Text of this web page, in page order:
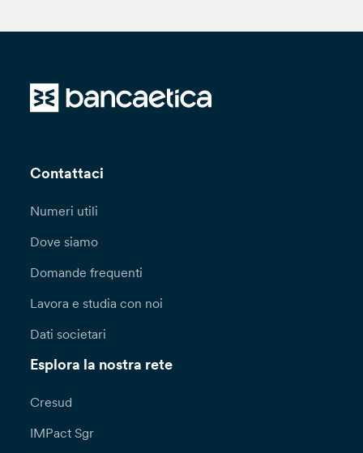
Contattaci
Numeri utili
Dove siamo
Domande frequenti
Lavora e studia con noi
Dati societari
Esplora la nostra rete
Cresud
IMPact Sgr